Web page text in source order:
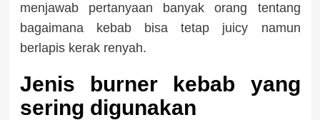
menjawab pertanyaan banyak orang tentang
bagaimana kebab bisa tetap juicy namun
berlapis kerak renyah.
Jenis burner kebab yang
sering digunakan